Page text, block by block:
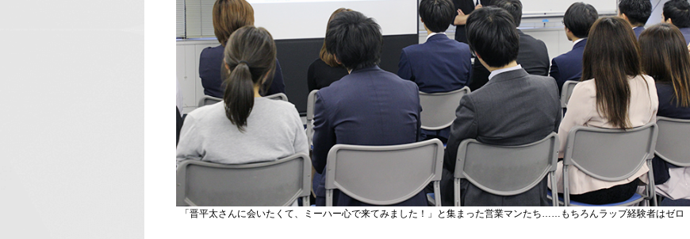
「晋平太さんに会いたくて、ミーハー心で来てみました！」と集まった営業マンたち……もちろんラップ経験者はゼロ